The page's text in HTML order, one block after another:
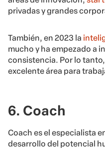
privadas y grandes
También, en 2023 la
mucho y ha empezado a
consistencia. Por lo
excelente área para
6. Coach
Coach es el especialista
desarrollo del potencial